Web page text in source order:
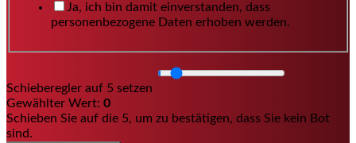
Ja, ich bin damit einverstanden, dass
personenbezogene Daten erhoben werden.
Schieberegler auf 5 setzen
Gewählter Wert: 0
Schieben Sie auf die 5, um zu bestätigen, dass Sie kein Bot
sind.